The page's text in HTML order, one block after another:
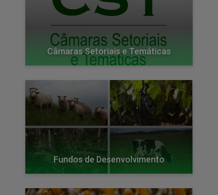
Câmaras Setoriais e Temáticas
Fundos de Desenvolvimento